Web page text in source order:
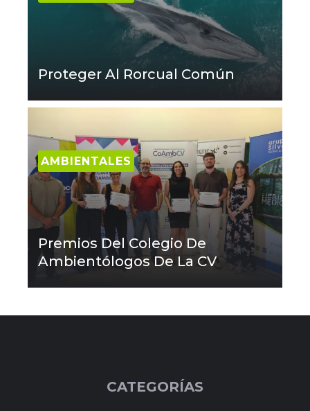
Proteger Al Rorcual Común
AMBIENTALES
Premios Del Colegio De
Ambientólogos De La CV
CATEGORÍAS